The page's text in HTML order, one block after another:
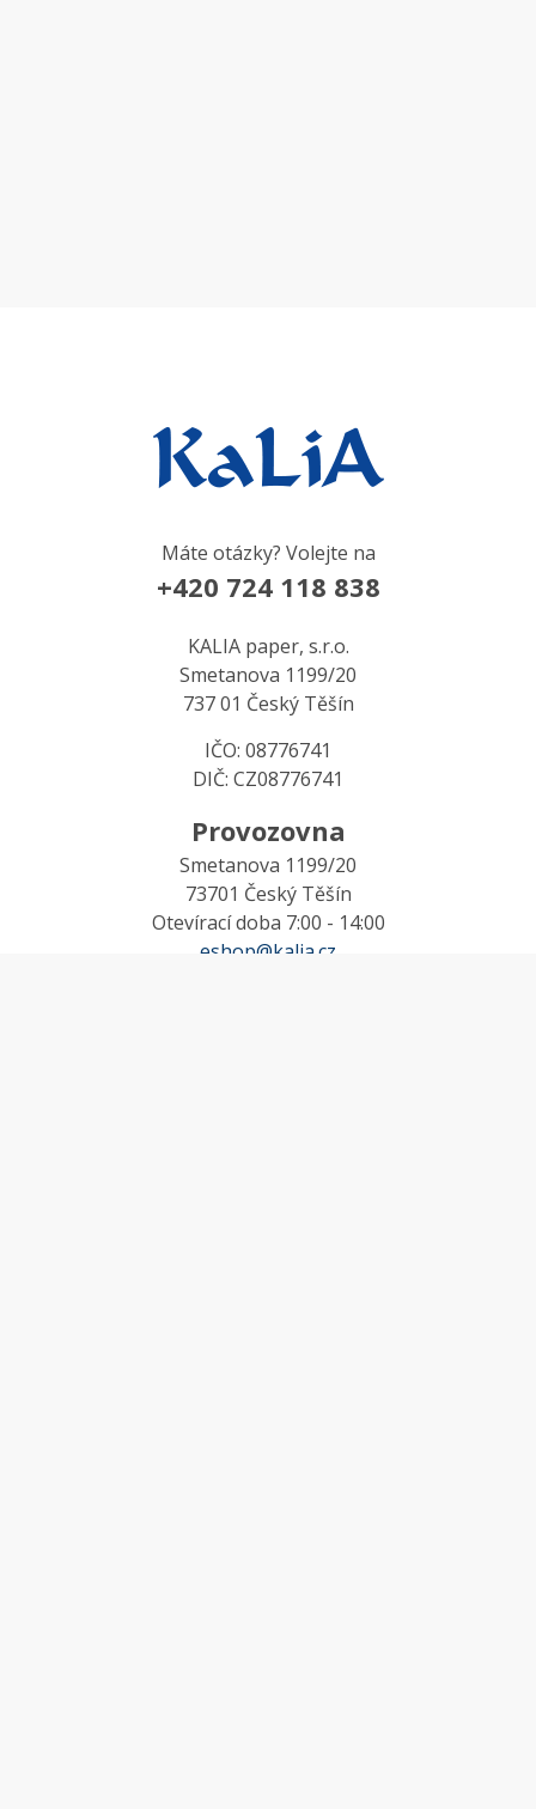
Máte otázky? Volejte na
+420 724 118 838
KALIA paper, s.r.o.
Smetanova 1199/20
737 01 Český Těšín
IČO: 08776741
DIČ: CZ08776741
Provozovna
Smetanova 1199/20
73701 Český Těšín
Otevírací doba 7:00 - 14:00
eshop@kalia.cz